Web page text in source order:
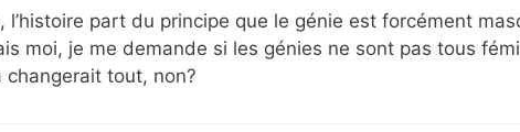
l’histoire part du principe que le génie est forcément
moi, je me demande si les génies ne sont pas tous
changerait tout, non?